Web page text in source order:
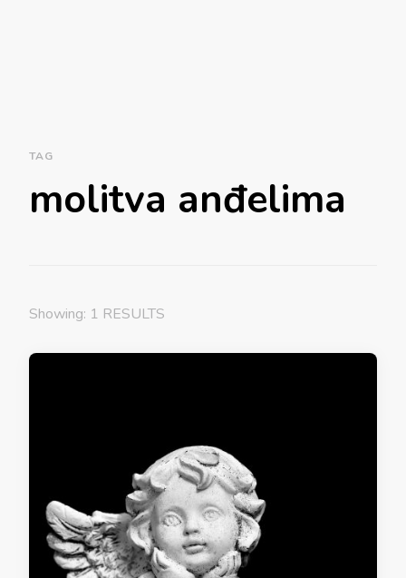
TAG
molitva anđelima
Showing: 1 RESULTS